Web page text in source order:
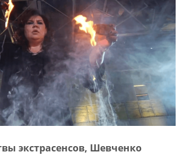
экстрасенсов, Шевченко